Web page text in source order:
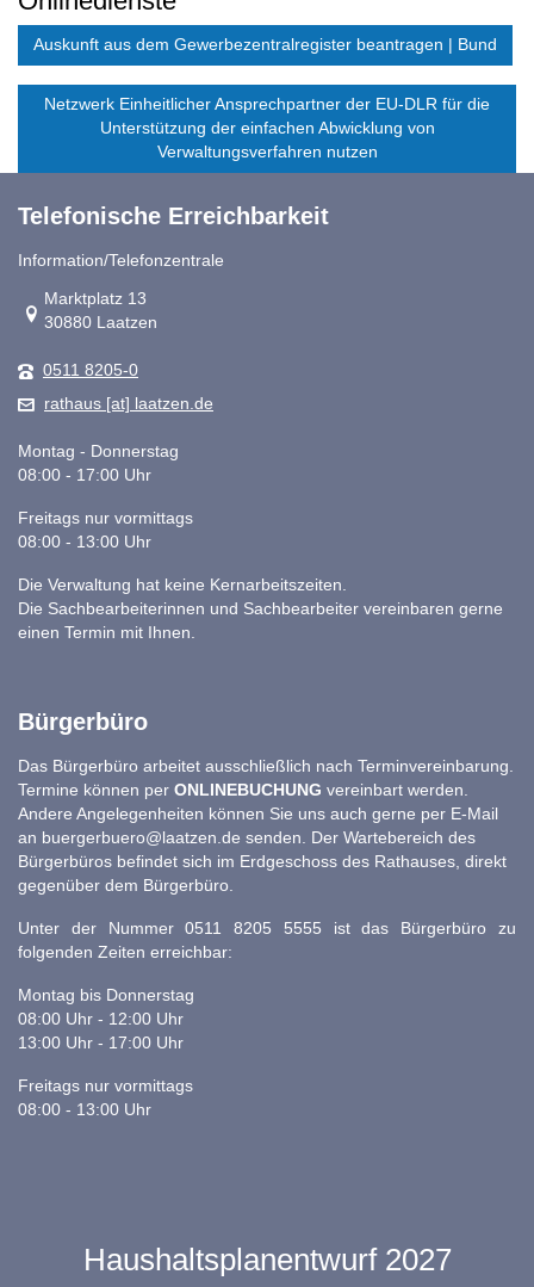
Auskunft aus dem Gewerbezentralregister beantragen | Bund
Netzwerk Einheitlicher Ansprechpartner der EU-DLR für die
Unterstützung der einfachen Abwicklung von
Verwaltungsverfahren nutzen
Telefonische Erreichbarkeit
Information/Telefonzentrale
Link zur Google-Maps Navigation
Marktplatz 13
30880 Laatzen
0511 8205-0
rathaus [at] laatzen.de
Montag - Donnerstag
08:00 - 17:00 Uhr
Freitags nur vormittags
08:00 - 13:00 Uhr
Die Verwaltung hat keine Kernarbeitszeiten.
Die Sachbearbeiterinnen und Sachbearbeiter vereinbaren gerne
einen Termin mit Ihnen.
Bürgerbüro
Das Bürgerbüro arbeitet ausschließlich nach Terminvereinbarung.
Termine können per ONLINEBUCHUNG vereinbart werden.
Andere Angelegenheiten können Sie uns auch gerne per E-Mail
an buergerbuero@laatzen.de senden. Der Wartebereich des
Bürgerbüros befindet sich im Erdgeschoss des Rathauses, direkt
gegenüber dem Bürgerbüro.
Unter der Nummer 0511 8205 5555 ist das Bürgerbüro zu
folgenden Zeiten erreichbar:
Montag bis Donnerstag
08:00 Uhr - 12:00 Uhr
13:00 Uhr - 17:00 Uhr
Freitags nur vormittags
08:00 - 13:00 Uhr
Haushaltsplanentwurf 2027